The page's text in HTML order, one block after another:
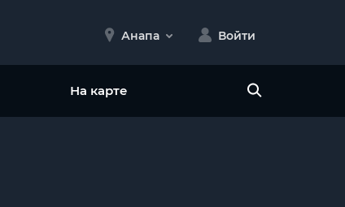
Анапа Войти
На карте